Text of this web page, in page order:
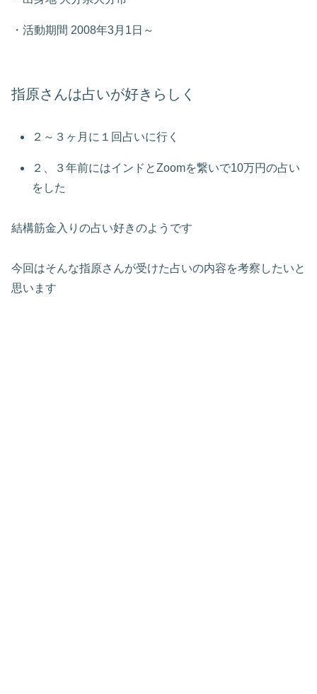
・活動期間 2008年3月1日～
指原さんは占いが好きらしく
２～３ヶ月に１回占いに行く
２、３年前にはインドとZoomを繋いで10万円の占い
をした
結構筋金入りの占い好きのようです
今回はそんな指原さんが受けた占いの内容を考察したいと
思います